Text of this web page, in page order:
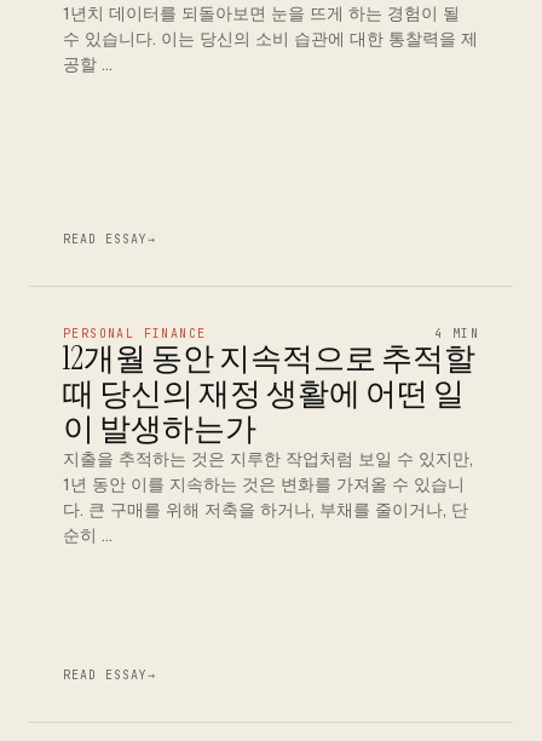
1년치 데이터를 되돌아보면 눈을 뜨게 하는 경험이 될
수 있습니다. 이는 당신의 소비 습관에 대한 통찰력을 제
공할 …
READ ESSAY→
PERSONAL FINANCE 4 MIN
12개월 동안 지속적으로 추적할
때 당신의 재정 생활에 어떤 일
이 발생하는가
지출을 추적하는 것은 지루한 작업처럼 보일 수 있지만,
1년 동안 이를 지속하는 것은 변화를 가져올 수 있습니
다. 큰 구매를 위해 저축을 하거나, 부채를 줄이거나, 단
순히 …
READ ESSAY→